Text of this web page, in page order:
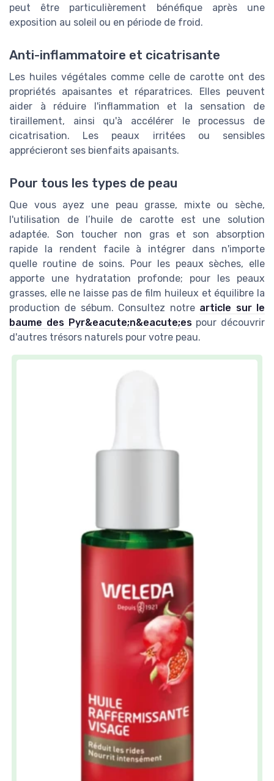
peut être particulièrement bénéfique après une
exposition au soleil ou en période de froid.
Anti-inflammatoire et cicatrisante
Les huiles végétales comme celle de carotte ont des
propriétés apaisantes et réparatrices. Elles peuvent
aider à réduire l'inflammation et la sensation de
tiraillement, ainsi qu'à accélérer le processus de
cicatrisation. Les peaux irritées ou sensibles
apprécieront ses bienfaits apaisants.
Pour tous les types de peau
Que vous ayez une peau grasse, mixte ou sèche,
l'utilisation de l’huile de carotte est une solution
adaptée. Son toucher non gras et son absorption
rapide la rendent facile à intégrer dans n'importe
quelle routine de soins. Pour les peaux sèches, elle
apporte une hydratation profonde; pour les peaux
grasses, elle ne laisse pas de film huileux et équilibre la
production de sébum. Consultez notre article sur le
baume des Pyr&eacute;n&eacute;espour découvrir
d'autres trésors naturels pour votre peau.